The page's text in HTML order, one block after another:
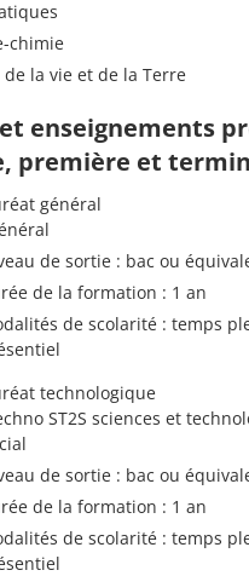
chimie
de la vie et de la Terre
enseignements
première et
général
de sortie : bac ou
de la formation : 1 an
de scolarité : temps
technologique
ST2S sciences et
de sortie : bac ou
de la formation : 1 an
de scolarité : temps